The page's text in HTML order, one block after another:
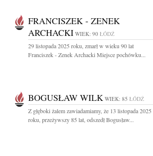
FRANCISZEK - ZENEK
ARCHACKI WIEK: 90 ŁÓDŹ
29 listopada 2025 roku, zmarł w wieku 90 lat
Franciszek - Zenek Archacki Miejsce pochówku...
BOGUSŁAW WILK WIEK: 85 ŁÓDŹ
Z głęboki żalem zawiadamiamy, że 13 listopada 2025
roku, przeżywszy 85 lat, odszedł Bogusław...